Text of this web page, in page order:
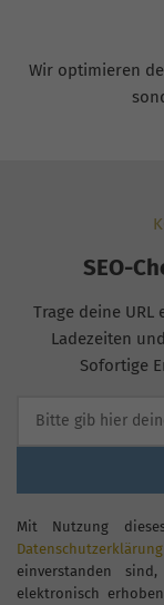
Wir optimieren
SEO-
Trage deine
Ladezeiten
Sofortige
Mit Nutzung
Datenschutzerklärung
einverstanden
elektronisch